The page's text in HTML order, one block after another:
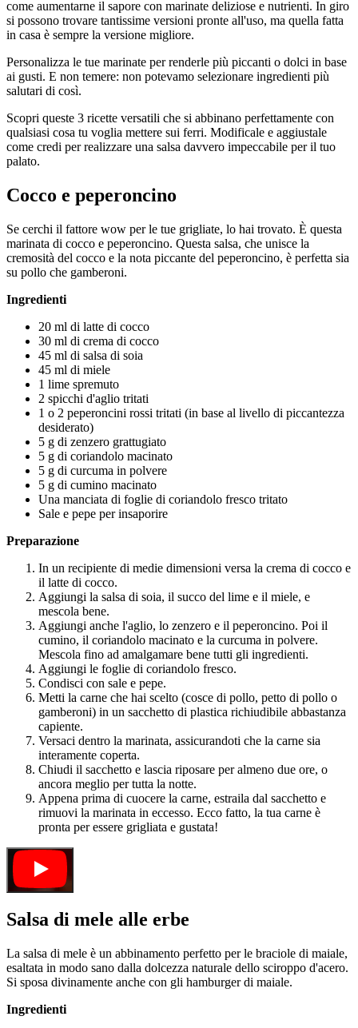
come aumentarne il sapore con marinate deliziose e nutrienti. In giro
si possono trovare tantissime versioni pronte all'uso, ma quella fatta
in casa è sempre la versione migliore.
Personalizza le tue marinate per renderle più piccanti o dolci in base
ai gusti. E non temere: non potevamo selezionare ingredienti più
salutari di così.
Scopri queste 3 ricette versatili che si abbinano perfettamente con
qualsiasi cosa tu voglia mettere sui ferri. Modificale e aggiustale
come credi per realizzare una salsa davvero impeccabile per il tuo
palato.
Cocco e peperoncino
Se cerchi il fattore wow per le tue grigliate, lo hai trovato. È questa
marinata di cocco e peperoncino. Questa salsa, che unisce la
cremosità del cocco e la nota piccante del peperoncino, è perfetta sia
su pollo che gamberoni.
Ingredienti
20 ml di latte di cocco
30 ml di crema di cocco
45 ml di salsa di soia
45 ml di miele
1 lime spremuto
2 spicchi d'aglio tritati
1 o 2 peperoncini rossi tritati (in base al livello di piccantezza
desiderato)
5 g di zenzero grattugiato
5 g di coriandolo macinato
5 g di curcuma in polvere
5 g di cumino macinato
Una manciata di foglie di coriandolo fresco tritato
Sale e pepe per insaporire
Preparazione
In un recipiente di medie dimensioni versa la crema di cocco e
il latte di cocco.
Aggiungi la salsa di soia, il succo del lime e il miele, e
mescola bene.
Aggiungi anche l'aglio, lo zenzero e il peperoncino. Poi il
cumino, il coriandolo macinato e la curcuma in polvere.
Mescola fino ad amalgamare bene tutti gli ingredienti.
Aggiungi le foglie di coriandolo fresco.
Condisci con sale e pepe.
Metti la carne che hai scelto (cosce di pollo, petto di pollo o
gamberoni) in un sacchetto di plastica richiudibile abbastanza
capiente.
Versaci dentro la marinata, assicurandoti che la carne sia
interamente coperta.
Chiudi il sacchetto e lascia riposare per almeno due ore, o
ancora meglio per tutta la notte.
Appena prima di cuocere la carne, estraila dal sacchetto e
rimuovi la marinata in eccesso. Ecco fatto, la tua carne è
pronta per essere grigliata e gustata!
Salsa di mele alle erbe
La salsa di mele è un abbinamento perfetto per le braciole di maiale,
esaltata in modo sano dalla dolcezza naturale dello sciroppo d'acero.
Si sposa divinamente anche con gli hamburger di maiale.
Ingredienti